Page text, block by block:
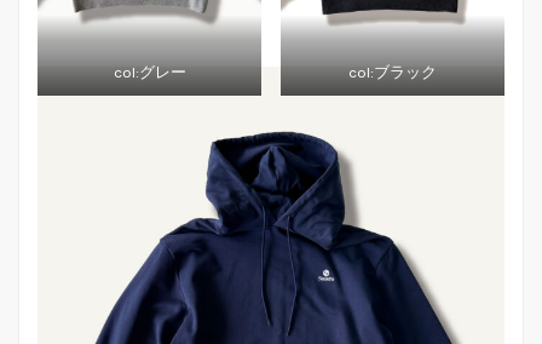
col:グレー col:ブラック